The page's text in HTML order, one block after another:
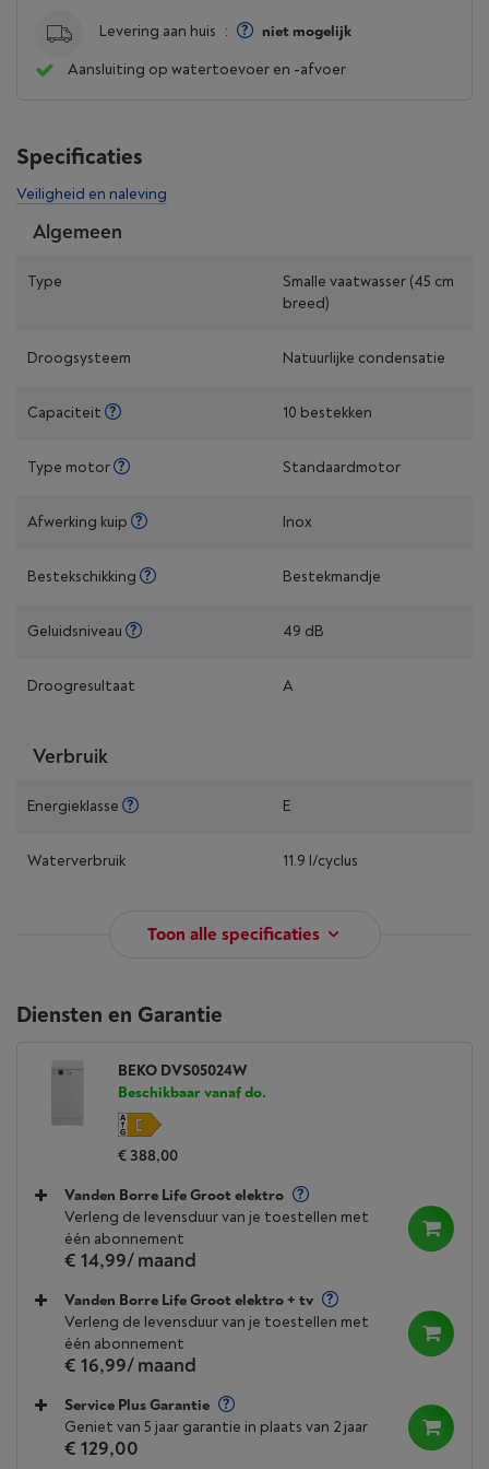
Levering aan huis : niet mogelijk
Aansluiting op watertoevoer en -afvoer
Specificaties
Veiligheid en naleving
Algemeen
Type
Smalle vaatwasser (45 cm
breed)
Droogsysteem Natuurlijke condensatie
Capaciteit 10 bestekken
Type motor Standaardmotor
Afwerking kuip Inox
Bestekschikking Bestekmandje
Geluidsniveau 49 dB
Droogresultaat A
Verbruik
Energieklasse E
Waterverbruik 11.9 l/cyclus
Toon alle specificaties
Diensten en Garantie
BEKO DVS05024W
Beschikbaar vanaf do.
€ 388,00
Vanden Borre Life Groot elektro
Verleng de levensduur van je toestellen met
één abonnement
€ 14,99/ maand
Vanden Borre Life Groot elektro + tv
Verleng de levensduur van je toestellen met
één abonnement
€ 16,99/ maand
Service Plus Garantie
Geniet van 5 jaar garantie in plaats van 2 jaar
€ 129,00